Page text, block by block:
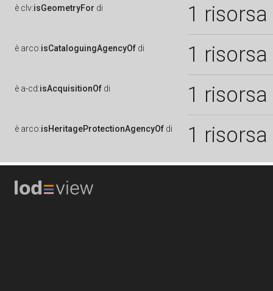
è clv:isGeometryFor di 1 risorsa
è arco:isCataloguingAgencyOf di 1 risorsa
è a-cd:isAcquisitionOf di 1 risorsa
è arco:isHeritageProtectionAgencyOf di 1 risorsa